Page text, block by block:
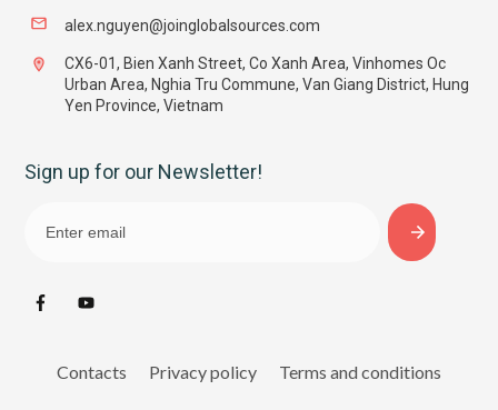
alex.nguyen@joinglobalsources.com
CX6-01, Bien Xanh Street, Co Xanh Area, Vinhomes Oc
Urban Area, Nghia Tru Commune, Van Giang District, Hung
Yen Province, Vietnam
Sign up for our Newsletter!
Contacts Privacy policy Terms and conditions